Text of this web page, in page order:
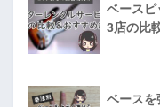
ベースピ
3店の比
ベースを